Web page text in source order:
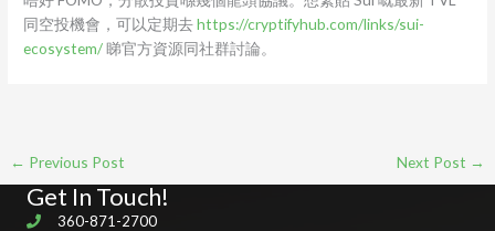
同空投機會，可以定期去https://cryptifyhub.com/links/sui-
ecosystem/睇官方資源同社群討論。
← Previous Post Next Post →
Get In Touch!
360-871-2700